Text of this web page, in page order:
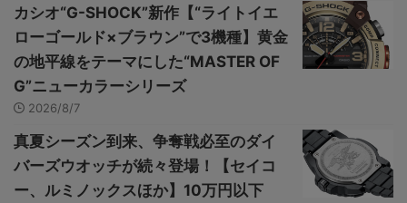
カシオ“G-SHOCK”新作【“ライトイエ
ローゴールド×ブラウン”で3機種】黄金
の地平線をテーマにした“MASTER OF
G”ニューカラーシリーズ
2026/8/7
真夏シーズン到来、争奪戦必至のダイ
バーズウオッチが続々登場！【セイコ
ー、ルミノックスほか】10万円以下